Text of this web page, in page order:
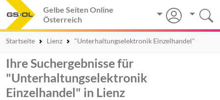
Gelbe Seiten Online
Österreich
Startseite Lienz "Unterhaltungselektronik Einzelhandel"
Ihre Suchergebnisse für
"Unterhaltungselektronik
Einzelhandel" in Lienz